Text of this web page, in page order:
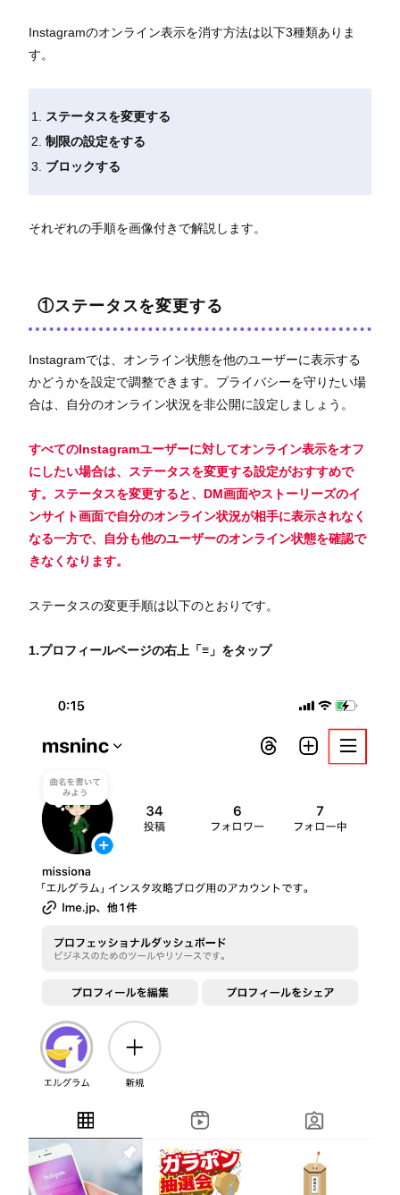
Instagramのオンライン表示を消す方法は以下3種類ありま
す。
ステータスを変更する
制限の設定をする
ブロックする
それぞれの手順を画像付きで解説します。
①ステータスを変更する
Instagramでは、オンライン状態を他のユーザーに表示する
かどうかを設定で調整できます。プライバシーを守りたい場
合は、自分のオンライン状況を非公開に設定しましょう。
すべてのInstagramユーザーに対してオンライン表示をオフ
にしたい場合は、ステータスを変更する設定がおすすめで
す。ステータスを変更すると、DM画面やストーリーズのイ
ンサイト画面で自分のオンライン状況が相手に表示されなく
なる一方で、自分も他のユーザーのオンライン状態を確認で
きなくなります。
ステータスの変更手順は以下のとおりです。
1.プロフィールページの右上「≡」をタップ